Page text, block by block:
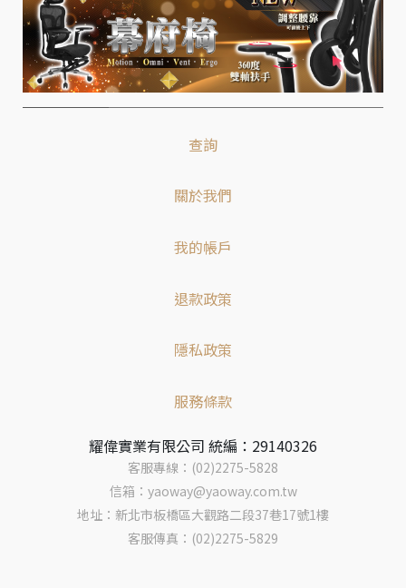
查詢
關於我們
我的帳戶
退款政策
隱私政策
服務條款
耀偉實業有限公司 統編：29140326
客服專線：(02)2275-5828
信箱：yaoway@yaoway.com.tw
地址：新北市板橋區大觀路二段37巷17號1樓
客服傳真：(02)2275-5829